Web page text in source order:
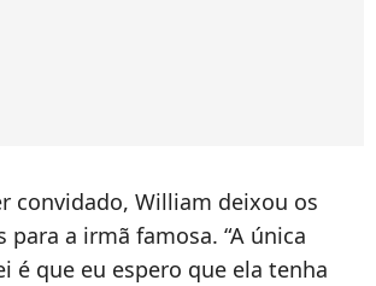
convidado, William deixou os
para a irmã famosa. “A única
é que eu espero que ela tenha